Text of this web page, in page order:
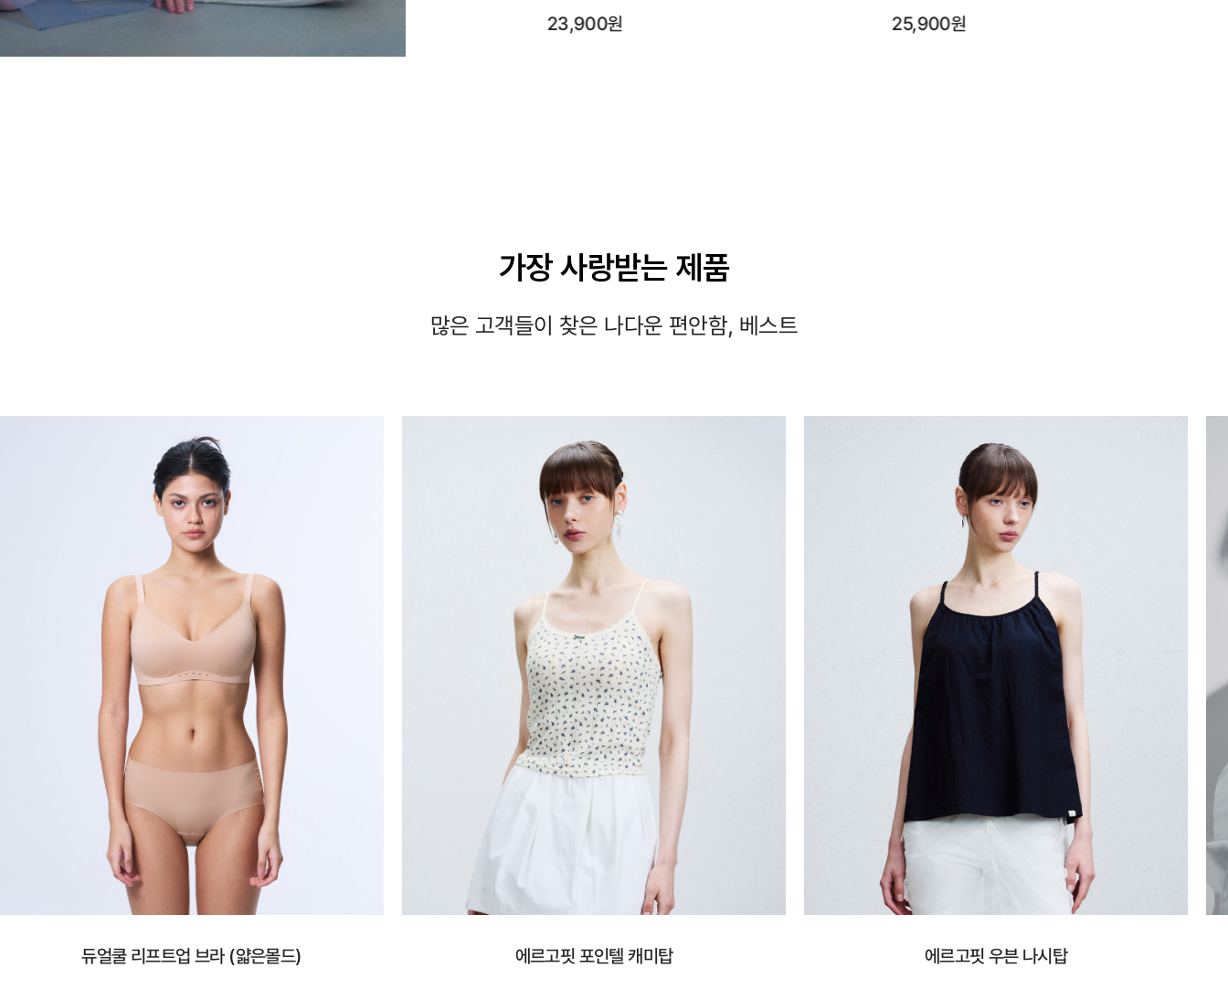
25,900원
42,900원
가장 사랑받는 제품
많은 고객들이 찾은 나다운 편안함, 베스트
듀얼쿨 리프트업 브라 (얇은몰드) 에르고핏 포인텔 캐미탑 에르고핏 우븐 나시탑